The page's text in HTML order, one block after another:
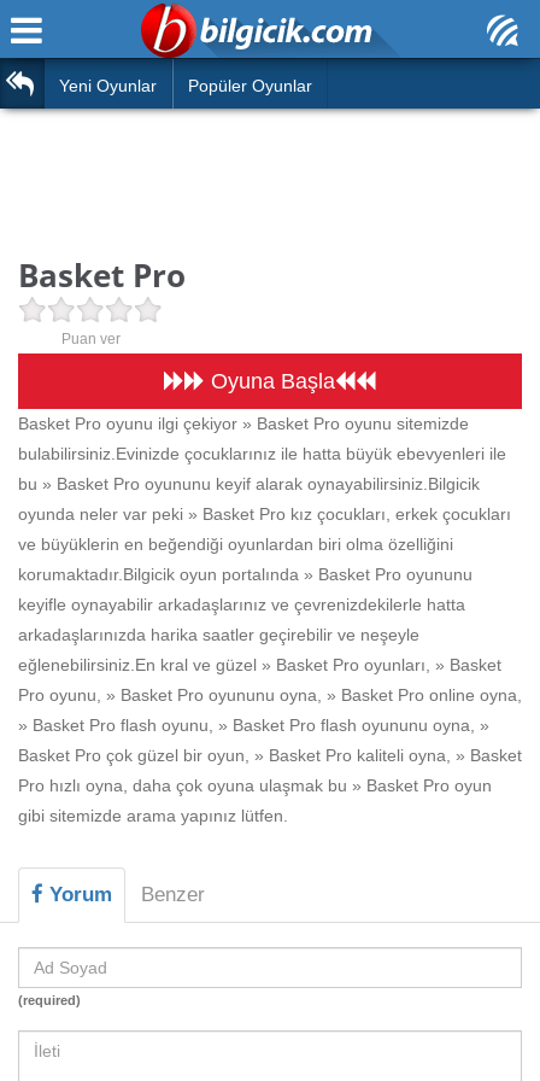
Araba
Futbol
Çocuk
Silah
Basketbol
Beceri
Komik
Macera
Mario
Spor
Ana Sayfa
Hızlı Okuma Testi
Hesaplamalar
Oyun
Eğitim Haberleri
Yeni Oyunlar Popüler Oyunlar
Basket Pro
Puan ver
Oyuna Başla
Basket Pro oyunu ilgi çekiyor » Basket Pro oyunu sitemizde
bulabilirsiniz.Evinizde çocuklarınız ile hatta büyük ebevyenleri ile
bu » Basket Pro oyununu keyif alarak oynayabilirsiniz.Bilgicik
oyunda neler var peki » Basket Pro kız çocukları, erkek çocukları
ve büyüklerin en beğendiği oyunlardan biri olma özelliğini
korumaktadır.Bilgicik oyun portalında » Basket Pro oyununu
keyifle oynayabilir arkadaşlarınız ve çevrenizdekilerle hatta
arkadaşlarınızda harika saatler geçirebilir ve neşeyle
eğlenebilirsiniz.En kral ve güzel » Basket Pro oyunları, » Basket
Pro oyunu, » Basket Pro oyununu oyna, » Basket Pro online oyna,
» Basket Pro flash oyunu, » Basket Pro flash oyununu oyna, »
Basket Pro çok güzel bir oyun, » Basket Pro kaliteli oyna, » Basket
Pro hızlı oyna, daha çok oyuna ulaşmak bu » Basket Pro oyun
gibi sitemizde arama yapınız lütfen.
Yorum Benzer
(required)